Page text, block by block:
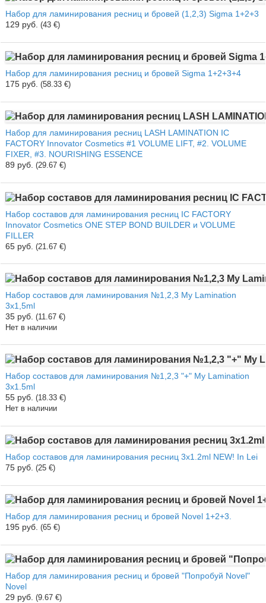
Набор для ламинирования ресниц и бровей (1,2,3) Sigma 1+2+3
129 руб. (43 €)
Набор для ламинирования ресниц и бровей Sigma 1+2+3+4
175 руб. (58.33 €)
Набор для ламинирования ресниц LASH LAMINATION IC
FACTORY Innovator Cosmetics #1 VOLUME LIFT, #2. VOLUME
FIXER, #3. NOURISHING ESSENCE
89 руб. (29.67 €)
Набор составов для ламинирования ресниц IC FACTORY
Innovator Cosmetics ONE STEP BOND BUILDER и VOLUME
FILLER
65 руб. (21.67 €)
Набор составов для ламинирования №1,2,3 My Lamination
3х1,5ml
35 руб. (11.67 €)
Нет в наличии
Набор составов для ламинирования №1,2,3 "+" My Lamination
3х1.5ml
55 руб. (18.33 €)
Нет в наличии
Набор составов для ламинирования ресниц 3х1.2ml NEW! In Lei
75 руб. (25 €)
Набор для ламинирования ресниц и бровей Novel 1+2+3.
195 руб. (65 €)
Набор для ламинирования ресниц и бровей "Попробуй Novel"
Novel
29 руб. (9.67 €)